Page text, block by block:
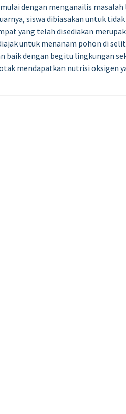
dengan menganailis
siswa dibiasakan untuk
yang telah disediakan
untuk menanam pohon di
baik dengan begitu lingkungan
mendapatkan nutrisi oksigen